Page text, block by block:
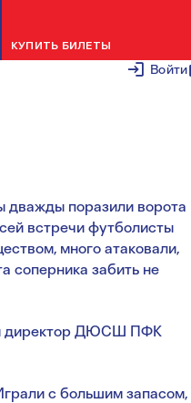
Войти
КУПИТЬ БИЛЕТЫ
РОССИИ С
поразили ворота
встречи футболисты
много атаковали,
соперника забить не
директор ДЮСШ ПФК
с большим запасом,